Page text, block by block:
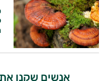
אנשים שקנו